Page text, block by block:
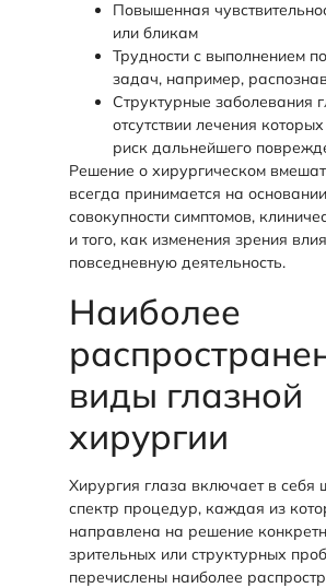
Повышенная
или бликам
Трудности с выполнением
задач, например,
Структурные заболевания
отсутствии лечения
риск дальнейшего
Решение о хирургическом
всегда принимается на основании
совокупности симптомов,
и того, как изменения зрения
повседневную деятельность.
Наиболее
виды глазной
хирургии
Хирургия глаза включает в себя
спектр процедур, каждая из
направлена на решение
зрительных или структурных
перечислены наиболее